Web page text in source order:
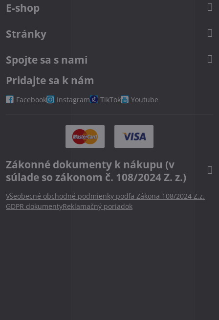
E-shop
Stránky
Spojte sa s nami
Pridajte sa k nám
Facebook Instagram TikTok Youtube
Zákonné dokumenty k nákupu (v
súlade so zákonom č. 108/2024 Z. z.)
Všeobecné obchodné podmienky podľa Zákona 108/2024 Z.z.
GDPR dokumentyReklamačný poriadok